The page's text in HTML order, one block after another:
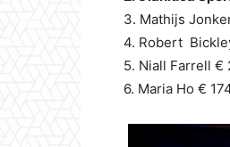
3. Mathijs
4. Robert
5. Niall Farrell €
6. Maria Ho €